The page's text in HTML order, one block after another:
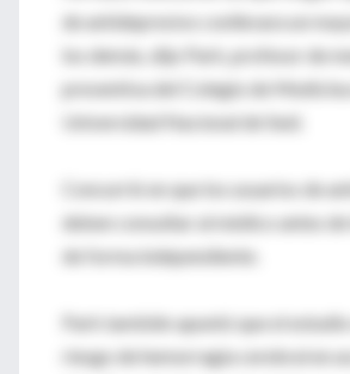
de antidepresivo conllevara un
los demás, dijo Park, profesor de
preventiva del Colegio de Medicina
Universidad Nacional de Seúl.
Concurrió en que los usuarios de
deben consultar al médico antes
de forma independiente.
Park también apuntó que el estudio
riesgo de hemorragia cerebral en